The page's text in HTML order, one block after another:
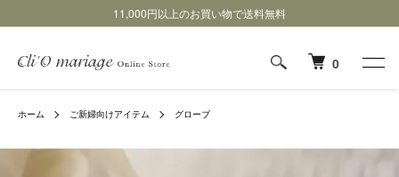
11,000円以上のお買い物で送料無料
0
ホーム ご新婦向けアイテム グローブ